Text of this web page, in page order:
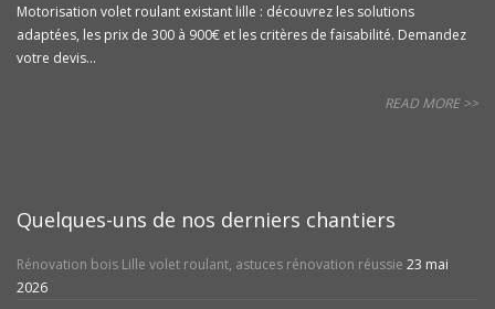
Motorisation volet roulant existant lille : découvrez les solutions
adaptées, les prix de 300 à 900€ et les critères de faisabilité. Demandez
votre devis...
READ MORE >>
Quelques-uns de nos derniers chantiers
Rénovation bois Lille volet roulant, astuces rénovation réussie 23 mai
2026